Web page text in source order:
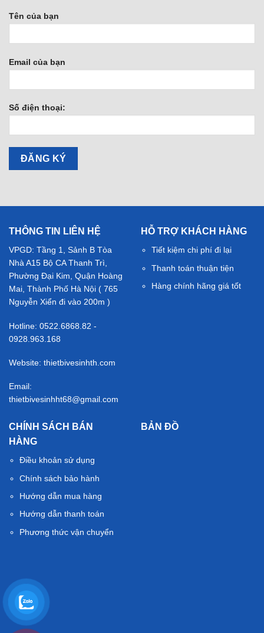
Tên của bạn
Email của bạn
Số điện thoại:
THÔNG TIN LIÊN HỆ
VPGD: Tầng 1, Sảnh B Tòa
Nhà A15 Bộ CA Thanh Trì,
Phường Đại Kim, Quận Hoàng
Mai, Thành Phố Hà Nội ( 765
Nguyễn Xiển đi vào 200m )
Hotline: 0522.6868.82 -
0928.963.168
Website: thietbivesinhth.com
Email:
thietbivesinhht68@gmail.com
HỖ TRỢ KHÁCH HÀNG
Tiết kiệm chi phí đi lại
Thanh toán thuận tiện
Hàng chính hãng giá tốt
CHÍNH SÁCH BÁN
HÀNG
Điều khoản sử dụng
Chính sách bảo hành
Hướng dẫn mua hàng
Hướng dẫn thanh toán
Phương thức vận chuyển
BẢN ĐỒ